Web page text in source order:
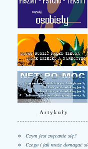
Artykuły
Czym jest znęcanie się?
Czego i jak może domagać